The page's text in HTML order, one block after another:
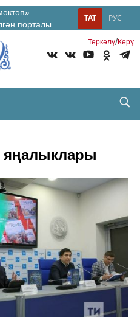
порталы
РУС
ТАТ
Теркəлү/Керү
яңалыклары